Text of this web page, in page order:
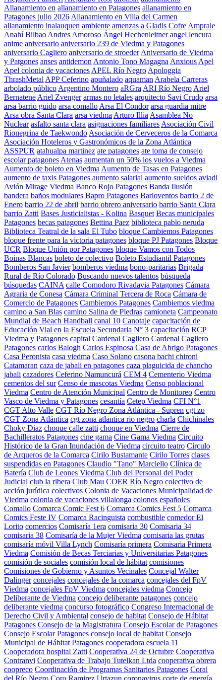
Allanamiento en allanamiento en Patagones allanamiento en
Patagones julio 2026 Allanamiento en Villa del Carmen
allanamiento inalauquen ambiente amenzas a Gladis Cofre Amprale
Anahí Bilbao Andres Amoroso Ángel Hechenleitner angel lencura
anime aniversario aniversario 239 de Viedma y Patagones
aniversario Cagliero aniversario de stroeder Aniversario de Viedma
y Patgones anses antidemon Antonio Tono Magagna Anxious Apel
Apel colonia de vacaciones APEL Río Negro Apologgia
ThrashMetal APP Ceferino apuñalado aquaman Arabela Carreras
arbolado público Argentino Montero aRGra ARI Río Negro Ariel
Bernatene Ariel Zvenger armas no letales arquitecto Savi Crudo arsa
arsa barrio guido arsa comallo Arsa El Condor arsa guardia mitre
Arsa obra Santa Clara arsa viedma Arturo Illia Asamblea No
Nuclear asfalto santa clara asignaciones familiares Asociación Civil
Rionegrina de Taekwondo Asociación de Cerveceros de la Comarca
Asociación Hoteleros y Gastronómicos de la Zona Atlántica
ASSPUR atahualpa martinez ate patagones ate toma de consejo
escolar patagones Atenas aumentan un 50% los vuelos a Viedma
Aumento de boleto en Viedma Aumento de Tasas en Patagones
aumento de taxis Patagones aumento salarial aumento sueldos aviadi
Avión Mirage Viedma Banco Rojo Patagones Banda Ilusión
bandera baños modulares Bapro Patagones Barloventos barrio 2 de
Enero barrio 22 de abril barrio obrero aniversario barrio Santa Clara
barrio Zatti Bases Justicialistas - Kolina Basquet Becas municipales
Patagones becas patagones Bettina Paez biblioteca pablo neruda
Biblioteca Teatral de la sala El Tubo bloque Cambiemos Patagones
bloque frente para la victoria patagones bloque PJ Patagones Bloque
UCR Bloque Unión por Patagones bloque Vamos con Todos
Boinas Blancas boleto de colectivo Boleto Estudiantil Patagones
Bomberos San Javier bomberos viedma bono-paritarias Brigada
Rural de Río Colorado Buscando nuevos talentos búsqueda
búsquedas CAINA calle Comodoro Rivadavia Patagones Cámara
Agraria de Conesa Cámara Criminal Tercera de Roca Cámara de
Comercio de Patagones Cambiemos Patagones Cambiemos viedma
camino a San Blas camino Salina de Piedras camioneta Campeonato
Mundial de Beach Handball canal 10 Canotaje capacitación de
Educación Vial en la Escuela Secundaria N° 3 capacitación RCP
Viedma y Patagones capital Cardenal Cagliero Cardenal Cagliero
Patagones carlos Balogh Carlos Espinosa Casa de Abrigo Patagones
Casa Peronista casa viedma Caso Solano casona bachi chironi
Catamaran caza de jabali en patagones caza plaguicida de chancho
jabali cazadores Ceferino Namuncurá CEM 4 Cementerio Viedma
cementos del sur Censo de mascotas Viedma Censo poblacional
Viedma Centro de Atención Municipal Centro de Monitoreo Centro
Vasco de Viedma y Patagones cesantía Cetep Viedma CFI N°1
CGT Alto Valle CGT Río Negro Zona Atlántica - Supren cgt zo
CGT Zona Atlántica cgt zona atlantica rio negro charla Chichinales
Choky Diaz choque calle zatti choque en Viedma Cierre de
Bachilleratos Patagones cine gama Cine Gama Viedma Circuito
Histórico de la Gran Inundación de Viedma circuito teatro Círculo
de Arqueros de la Comarca Cirilo Bustamante Cirilo Torres clases
suspendidas en Patagones Claudio "Tano" Marciello Clínica de
Batería Club de Leones Viedma Club del Personal del Poder
Judicial club la ribera Club Mau COER Río Negro colectivo de
acción jurídica colectivos Colonia de Vacaciones Municipalidad de
Viedma colonia de vacaciones villalonga colonos españoles
Comallo Comarca Comic Fest 6 Comarca Comics Fest 5 Comarca
Comics Feste IV Comarca Racinguista combustible comedor El
Lorito comercios Comisaría 1era comisaria 30 Comisaria 34
comisaria 38 Comisaría de la Mujer Viedma comisaria las grutas
comisaría móvil Villa Lynch Comisaría primera Comisaria Primera
Viedma Comisión de Becas Terciarias y Universitarias Patagones
comisión de sociales comisión local de hábitat comisiones
Comisiones de Gobierno y Asuntos Vecinales Concejal Walter
Dalinger concejales concejales de la comarca concejales del FpV
Viedma concejales FpV Viedma concejales viedma Concejo
Deliberante de Viedma concejo deliberante patagones concejo
deliberante viedma concurso fotográfico Congreso Internacional de
Derecho Civil y Ambiental consejo de habitat Consejo de Hábitat
Patagones Consejo de la Magistratura Consejo Escolar de Patagones
Consejo Escolar Patagones consejo local de habitat Consejo
Municipal de Hábitat Patagones cooperadora escuela 11
Cooperadora hospital Zatti Cooperativa 24 de Octubre Cooperativa
Contranvi Cooperativa de Trabajo Tutelkan Ltda cooperativa obrera
coopreco Coordinación de Programas Sanitarios Patagones Coral
del Río Negro Coro Ramirez Urtazun coronavirus corte de energía